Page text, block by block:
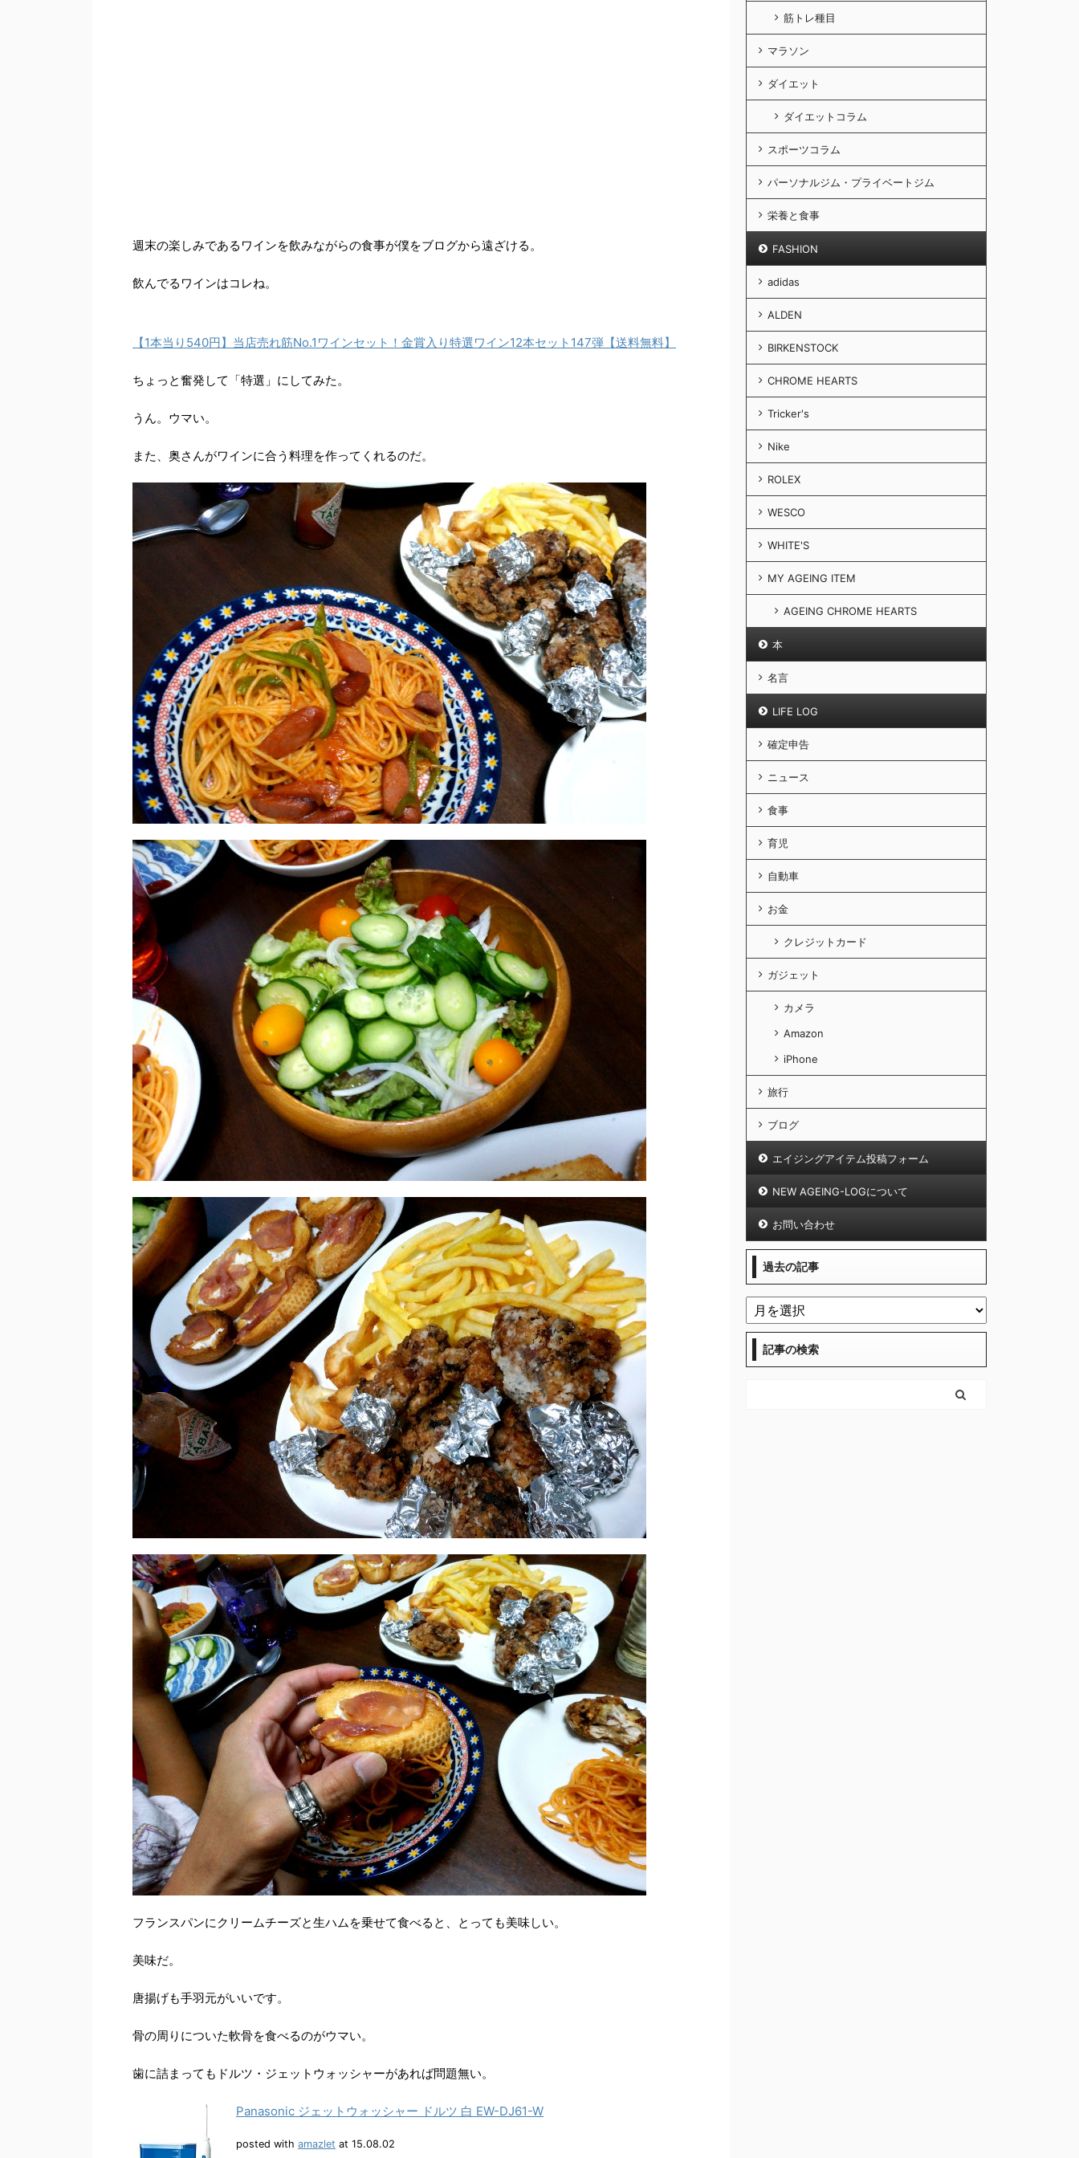
週末の楽しみであるワインを飲みながらの食事が僕をブログから遠ざける。
飲んでるワインはコレね。
【1本当り540円】当店売れ筋No.1ワインセット！金賞入り特選ワイン12本セット147弾【送料無料】
ちょっと奮発して「特選」にしてみた。
うん。ウマい。
また、奥さんがワインに合う料理を作ってくれるのだ。
フランスパンにクリームチーズと生ハムを乗せて食べると、とっても美味しい。
美味だ。
唐揚げも手羽元がいいです。
骨の周りについた軟骨を食べるのがウマい。
歯に詰まってもドルツ・ジェットウォッシャーがあれば問題無い。
Panasonic ジェットウォッシャー ドルツ 白 EW-DJ61-W
posted with amazlet at 15.08.02
筋トレ種目
マラソン
ダイエット
ダイエットコラム
スポーツコラム
パーソナルジム・プライベートジム
栄養と食事
FASHION
adidas
ALDEN
BIRKENSTOCK
CHROME HEARTS
Tricker's
Nike
ROLEX
WESCO
WHITE'S
MY AGEING ITEM
AGEING CHROME HEARTS
本
名言
LIFE LOG
確定申告
ニュース
食事
育児
自動車
お金
クレジットカード
ガジェット
カメラ
Amazon
iPhone
旅行
ブログ
エイジングアイテム投稿フォーム
NEW AGEING-LOGについて
お問い合わせ
過去の記事
記事の検索